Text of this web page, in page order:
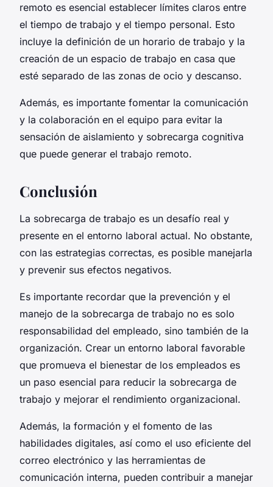
remoto es esencial establecer límites claros entre
el tiempo de trabajo y el tiempo personal. Esto
incluye la definición de un horario de trabajo y la
creación de un espacio de trabajo en casa que
esté separado de las zonas de ocio y descanso.
Además, es importante fomentar la comunicación
y la colaboración en el equipo para evitar la
sensación de aislamiento y sobrecarga cognitiva
que puede generar el trabajo remoto.
Conclusión
La sobrecarga de trabajo es un desafío real y
presente en el entorno laboral actual. No obstante,
con las estrategias correctas, es posible manejarla
y prevenir sus efectos negativos.
Es importante recordar que la prevención y el
manejo de la sobrecarga de trabajo no es solo
responsabilidad del empleado, sino también de la
organización. Crear un entorno laboral favorable
que promueva el bienestar de los empleados es
un paso esencial para reducir la sobrecarga de
trabajo y mejorar el rendimiento organizacional.
Además, la formación y el fomento de las
habilidades digitales, así como el uso eficiente del
correo electrónico y las herramientas de
comunicación interna, pueden contribuir a manejar